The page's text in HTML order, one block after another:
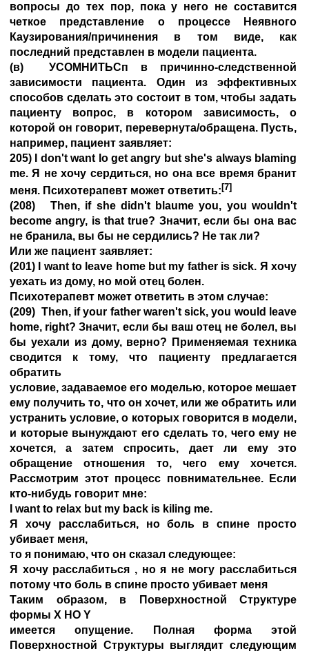
вопросы до тех пор, пока у него не составится
четкое представление о процессе Неявного
Каузирования/причинения в том виде, как
последний представлен в модели пациента.
(в) УСОМНИТЬСп в причинно-следственной
зависимости пациента. Один из эффективных
способов сделать это состоит в том, чтобы задать
пациенту вопрос, в котором зависимость, о
которой он говорит, перевернута/обращена. Пусть,
например, пациент заявляет:
205) I don't want lo get angry but she's always blaming
me. Я не хочу сердиться, но она все время бранит
меня. Психотерапевт может ответить: [7]
(208) Then, if she didn't blaume you, you wouldn't
become angry, is that true? Значит, если бы она вас
не бранила, вы бы не сердились? Не так ли?
Или же пациент заявляет:
(201) I want to leave home but my father is sick. Я хочу
уехать из дому, но мой отец болен.
Психотерапевт может ответить в этом случае:
(209) Then, if your father waren't sick, you would leave
home, right? Значит, если бы ваш отец не болел, вы
бы уехали из дому, верно? Применяемая техника
сводится к тому, что пациенту предлагается
обратить
условие, задаваемое его моделью, которое мешает
ему получить то, что он хочет, или же обратить или
устранить условие, о которых говорится в модели,
и которые вынуждают его сделать то, чего ему не
хочется, а затем спросить, дает ли ему это
обращение отношения то, чего ему хочется.
Рассмотрим этот процесс повнимательнее. Если
кто-нибудь говорит мне:
I want to relax but my back is kiling me.
Я хочу расслабиться, но боль в спине просто
убивает меня,
то я понимаю, что он сказал следующее:
Я хочу расслабиться , но я не могу расслабиться
потому что боль в спине просто убивает меня
Таким образом, в Поверхностной Структуре
формы X НО Y
имеется опущение. Полная форма этой
Поверхностной Структуры выглядит следующим